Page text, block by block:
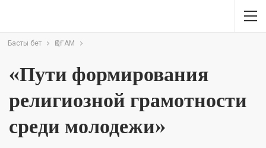
Басты бет ҚОҒАМ
«Пути формирования
религиозной грамотности
среди молодежи»